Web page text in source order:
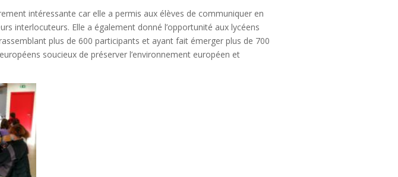
intéressante car elle a permis aux élèves de communiquer en
interlocuteurs. Elle a également donné l’opportunité aux lycéens
plus de 600 participants et ayant fait émerger plus de 700
soucieux de préserver l’environnement européen et